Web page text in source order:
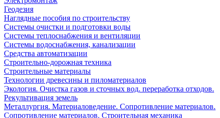
Геодезия
Наглядные пособия по строительству
Системы очистки и подготовки воды
Системы теплоснабжения и вентиляции
Системы водоснабжения, канализации
Средства автоматизации
Строительно-дорожная техника
Строительные материалы
Технологии древесины и пиломатериалов
Экология. Очистка газов и сточных вод. переработка отходов.
Рекультивация земель
Металлургия. Материаловедение. Сопротивление материалов.
Сопротивление материалов. Строительная механика